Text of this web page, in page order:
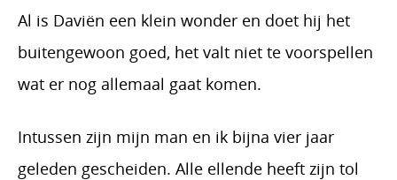
Al is Daviën een klein wonder en doet hij het
buitengewoon goed, het valt niet te voorspellen
wat er nog allemaal gaat komen.
Intussen zijn mijn man en ik bijna vier jaar
geleden gescheiden. Alle ellende heeft zijn tol